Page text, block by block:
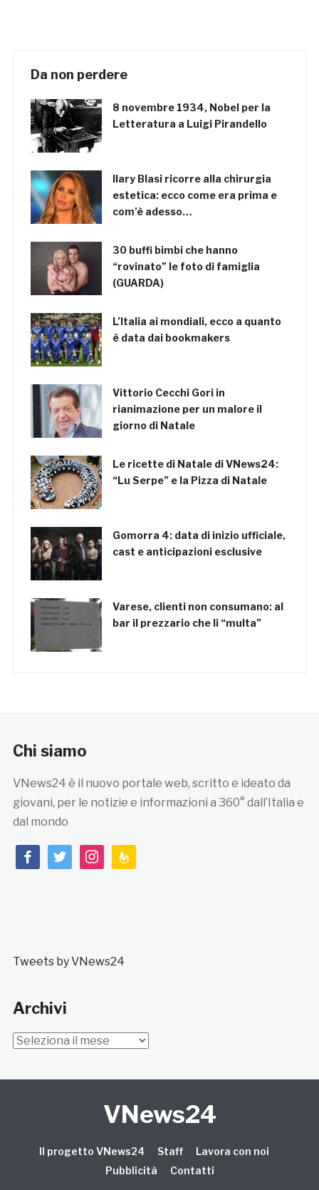
Da non perdere
8 novembre 1934, Nobel per la
Letteratura a Luigi Pirandello
Ilary Blasi ricorre alla chirurgia
estetica: ecco come era prima e
com’è adesso…
30 buffi bimbi che hanno
“rovinato” le foto di famiglia
(GUARDA)
L’Italia ai mondiali, ecco a quanto
è data dai bookmakers
Vittorio Cecchi Gori in
rianimazione per un malore il
giorno di Natale
Le ricette di Natale di VNews24:
“Lu Serpe” e la Pizza di Natale
Gomorra 4: data di inizio ufficiale,
cast e anticipazioni esclusive
Varese, clienti non consumano: al
bar il prezzario che li “multa”
Chi siamo
VNews24 è il nuovo portale web, scritto e ideato da
giovani, per le notizie e informazioni a 360° dall’Italia e
dal mondo
facebooktwitterinstagramfeedburner
Tweets by VNews24
Archivi
Archivi
VNews24
Il progetto VNews24 Staff
Lavora con noi
Pubblicità
Contatti